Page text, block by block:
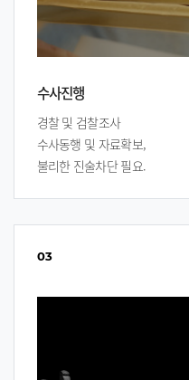
수사진행
경찰 및 검찰조사
수사동행 및 자료확보,
불리한 진술차단 필요.
03